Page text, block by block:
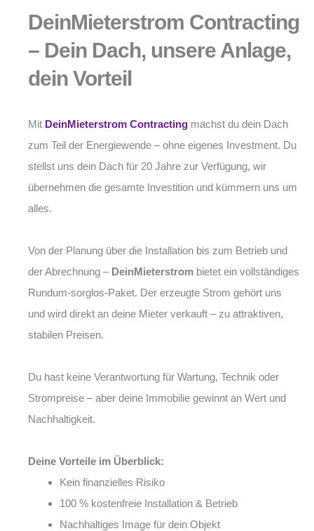
DeinMieterstrom Contracting
– Dein Dach, unsere Anlage,
dein Vorteil
Mit DeinMieterstrom Contracting machst du dein Dach
zum Teil der Energiewende – ohne eigenes Investment. Du
stellst uns dein Dach für 20 Jahre zur Verfügung, wir
übernehmen die gesamte Investition und kümmern uns um
alles.
Von der Planung über die Installation bis zum Betrieb und
der Abrechnung – DeinMieterstrom bietet ein vollständiges
Rundum-sorglos-Paket. Der erzeugte Strom gehört uns
und wird direkt an deine Mieter verkauft – zu attraktiven,
stabilen Preisen.
Du hast keine Verantwortung für Wartung, Technik oder
Strompreise – aber deine Immobilie gewinnt an Wert und
Nachhaltigkeit.
Deine Vorteile im Überblick:
Kein finanzielles Risiko
100 % kostenfreie Installation & Betrieb
Nachhaltiges Image für dein Objekt